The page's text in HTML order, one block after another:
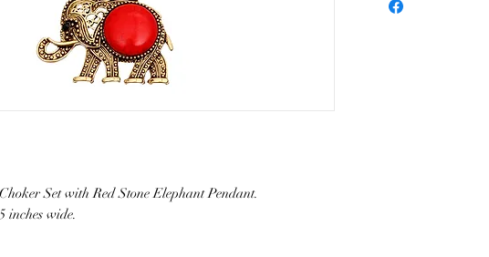
Set with Red Stone Elephant Pendant.
inches wide.